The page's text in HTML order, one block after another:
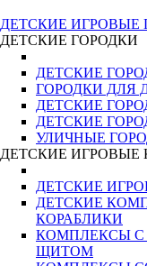
ДЕТСКИЕ
ДЕТСКИЕ ГОРОДКИ
ДЕТСКИЕ
ГОРОДКИ ДЛЯ
ДЕТСКИЕ
ДЕТСКИЕ
УЛИЧНЫЕ
ДЕТСКИЕ
ДЕТСКИЕ
ДЕТСКИЕ
КОРАБЛИКИ
КОМПЛЕКСЫ С
ЩИТОМ